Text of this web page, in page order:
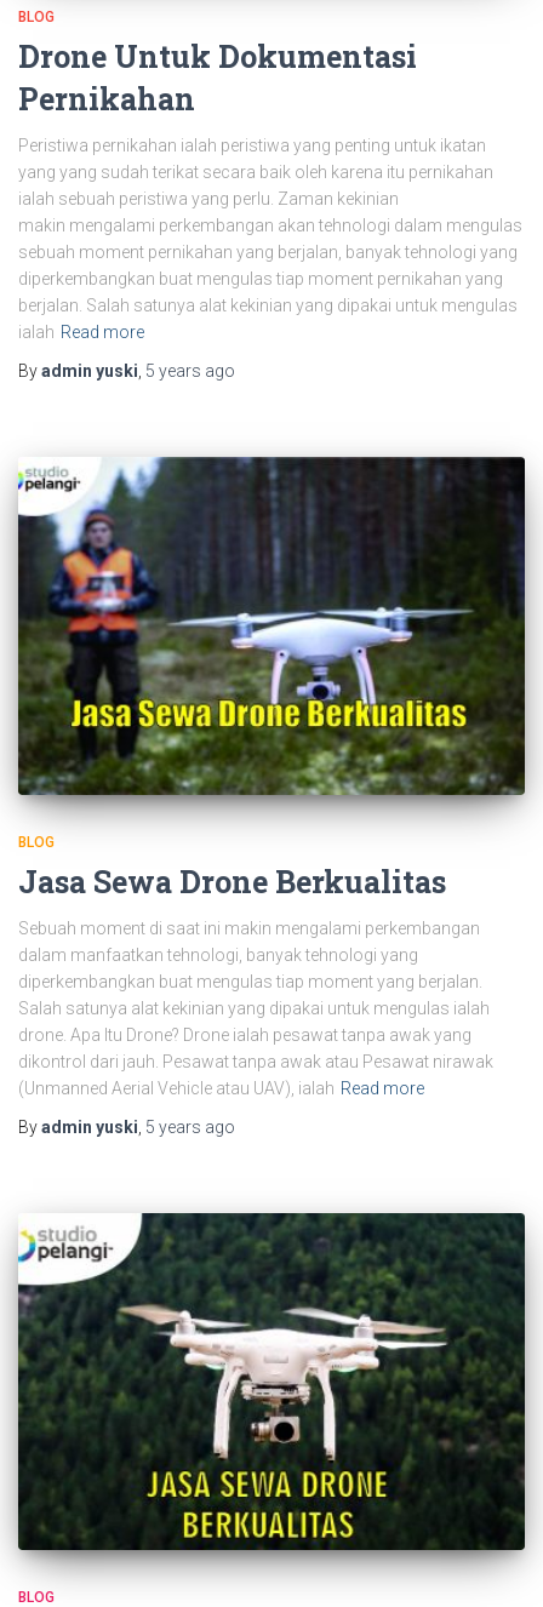
BLOG
Drone Untuk Dokumentasi
Pernikahan
Peristiwa pernikahan ialah peristiwa yang penting untuk ikatan
yang yang sudah terikat secara baik oleh karena itu pernikahan
ialah sebuah peristiwa yang perlu. Zaman kekinian
makin mengalami perkembangan akan tehnologi dalam mengulas
sebuah moment pernikahan yang berjalan, banyak tehnologi yang
diperkembangkan buat mengulas tiap moment pernikahan yang
berjalan. Salah satunya alat kekinian yang dipakai untuk mengulas
ialah Read more
Byadmin yuski 5 years ago
BLOG
Jasa Sewa Drone Berkualitas
Sebuah moment di saat ini makin mengalami perkembangan
dalam manfaatkan tehnologi, banyak tehnologi yang
diperkembangkan buat mengulas tiap moment yang berjalan.
Salah satunya alat kekinian yang dipakai untuk mengulas ialah
drone. Apa Itu Drone? Drone ialah pesawat tanpa awak yang
dikontrol dari jauh. Pesawat tanpa awak atau Pesawat nirawak
(Unmanned Aerial Vehicle atau UAV), ialah Read more
Byadmin yuski 5 years ago
BLOG